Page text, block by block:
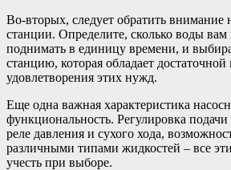
Во-вторых, следует обратить внимание
станции. Определите, сколько воды вам
поднимать в единицу времени, и
станцию, которая обладает
удовлетворения этих нужд.
Еще одна важная характеристика
функциональность. Регулировка
реле давления и сухого хода,
различными типами жидкостей – все
учесть при выборе.